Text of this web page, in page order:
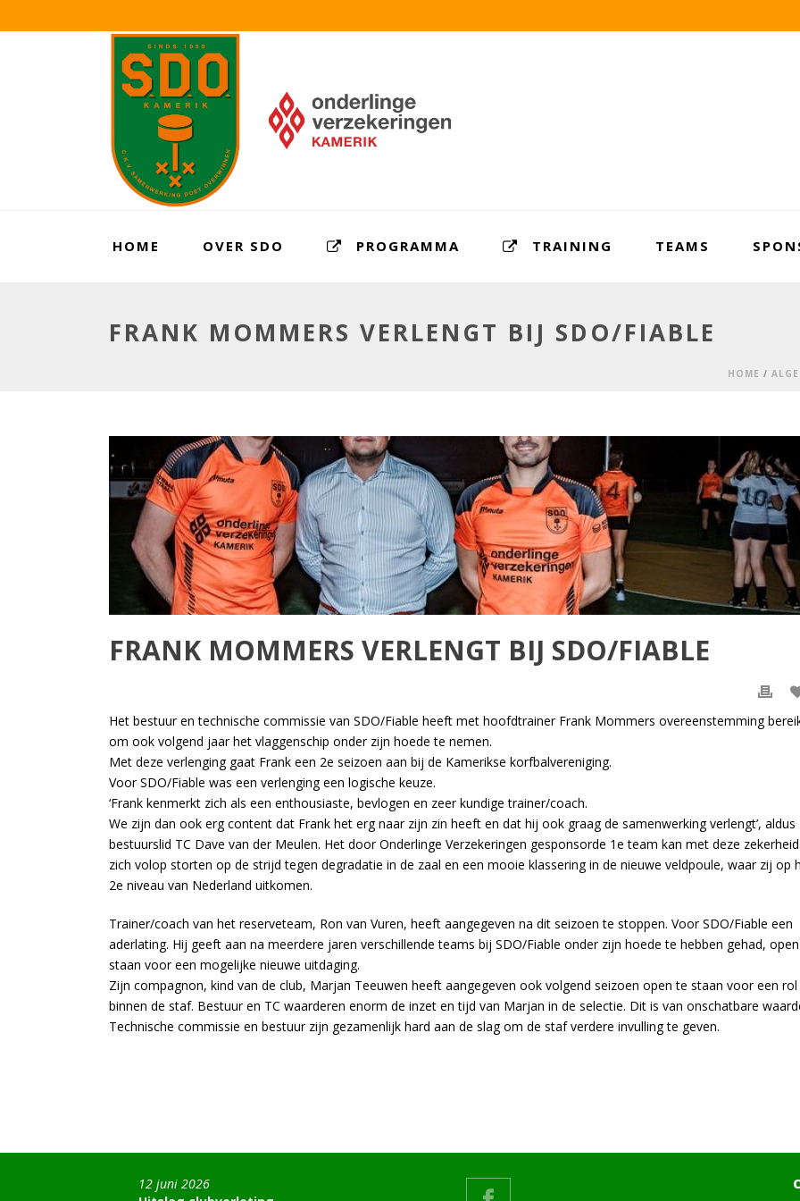
HOME OVER SDO PROGRAMMA TRAINING TEAMS
FRANK MOMMERS VERLENGT BIJ SDO/FIABLE
HOME /
FRANK MOMMERS VERLENGT BIJ SDO/FIABLE
Het bestuur en technische commissie van SDO/Fiable heeft met hoofdtrainer Frank Mommers overeenstemming
om ook volgend jaar het vlaggenschip onder zijn hoede te nemen.
Met deze verlenging gaat Frank een 2e seizoen aan bij de Kamerikse korfbalvereniging.
Voor SDO/Fiable was een verlenging een logische keuze.
‘Frank kenmerkt zich als een enthousiaste, bevlogen en zeer kundige trainer/coach.
We zijn dan ook erg content dat Frank het erg naar zijn zin heeft en dat hij ook graag de samenwerking verlengt’, aldus
bestuurslid TC Dave van der Meulen. Het door Onderlinge Verzekeringen gesponsorde 1e team kan met deze zekerheid
zich volop storten op de strijd tegen degradatie in de zaal en een mooie klassering in de nieuwe veldpoule, waar zij op
2e niveau van Nederland uitkomen.
Trainer/coach van het reserveteam, Ron van Vuren, heeft aangegeven na dit seizoen te stoppen. Voor SDO/Fiable een
aderlating. Hij geeft aan na meerdere jaren verschillende teams bij SDO/Fiable onder zijn hoede te hebben gehad,
staan voor een mogelijke nieuwe uitdaging.
Zijn compagnon, kind van de club, Marjan Teeuwen heeft aangegeven ook volgend seizoen open te staan voor een rol
binnen de staf. Bestuur en TC waarderen enorm de inzet en tijd van Marjan in de selectie. Dit is van onschatbare
Technische commissie en bestuur zijn gezamenlijk hard aan de slag om de staf verdere invulling te geven.
12 juni 2026